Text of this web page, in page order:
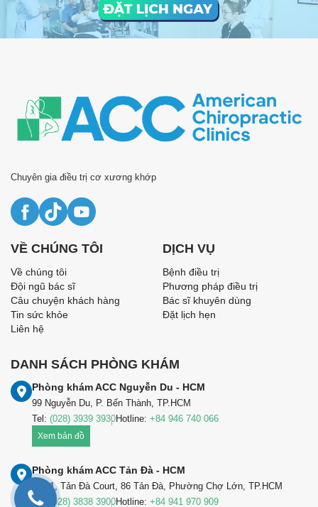
Chuyên gia điều trị cơ xương khớp
DANH SÁCH PHÒNG KHÁM
Phòng khám ACC Nguyễn Du - HCM
99 Nguyễn Du, P. Bến Thành, TP.HCM
Tel: (028) 3939 3930Hotline: +84 946 740 066
Xem bản đồ
Phòng khám ACC Tản Đà - HCM
Lầu 1, Tản Đà Court, 86 Tản Đà, Phường Chợ Lớn, TP.HCM
Tel:
(028) 3838 3900Hotline: +84 941 970 909
VỀ CHÚNG TÔI
Về chúng tôi
Đội ngũ bác sĩ
Câu chuyện khách hàng
Tin sức khỏe
Liên hệ
DỊCH VỤ
Bệnh điều trị
Phương pháp điều trị
Bác sĩ khuyên dùng
Đặt lịch hẹn